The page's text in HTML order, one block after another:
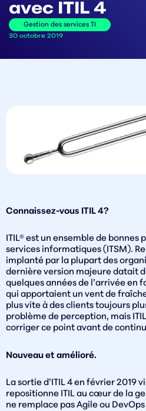
avec ITIL 4
Gestion des services TI
30 octobre 2019
Connaissez-vous ITIL 4?
ITIL® est un ensemble de bonnes
services informatiques (ITSM).
implanté par la plupart des
dernière version majeure datait
quelques années de l’arrivée en
qui apportaient un vent de
plus vite à des clients toujours
problème de perception, mais
corriger ce point avant de
Nouveau et amélioré.
La sortie d’ITIL 4 en février 2019
repositionne ITIL au cœur de la
ne remplace pas Agile ou